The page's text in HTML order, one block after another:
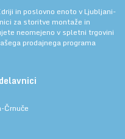
in poslovno enoto v Ljubljani-
za storitve montaže in
neomejeno v spletni trgovini
prodajnega programa
Črnuče